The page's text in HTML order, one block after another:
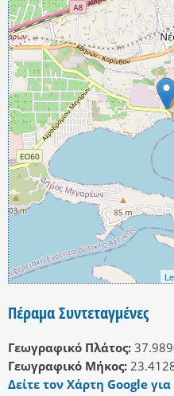
Πέραμα Συντεταγμένες
Γεωγραφικό Πλάτος:
Γεωγραφικό Μήκος:
Δείτε τον Χάρτη Google